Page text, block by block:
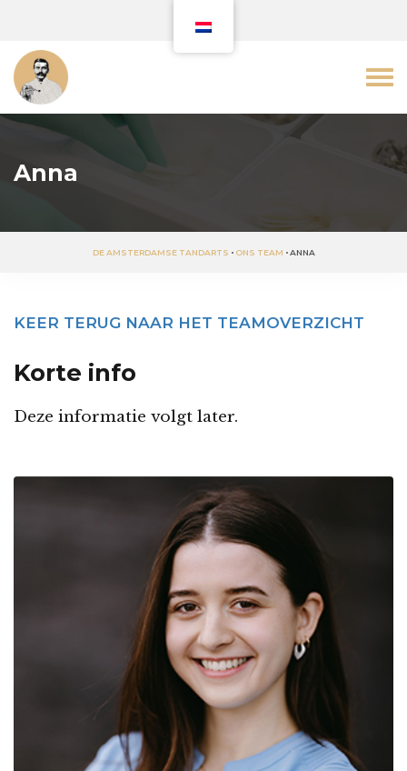
Anna
DE AMSTERDAMSE TANDARTS • ONS TEAM •ANNA
KEER TERUG NAAR HET TEAMOVERZICHT
Korte info
Deze informatie volgt later.